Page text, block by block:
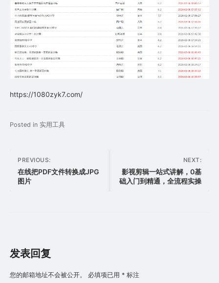
https://1080zyk7.com/
Posted in 实用工具
文
章
导
PREVIOUS:
在线把PDF文件转换成JPG
图片
NEXT:
影视剪辑一站式讲解，0基
础入门到精通，全流程实操
发表回复
您的邮箱地址不会被公开。 必填项已用 * 标注